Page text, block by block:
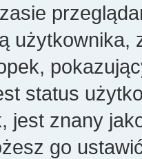
użytkownika,
status
jest znany
go